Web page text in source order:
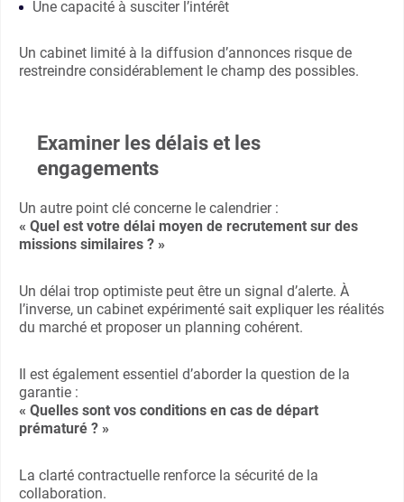
Une capacité à susciter l’intérêt
Un cabinet limité à la diffusion d’annonces risque de
restreindre considérablement le champ des possibles.
Examiner les délais et les
engagements
Un autre point clé concerne le calendrier :
« Quel est votre délai moyen de recrutement sur des
missions similaires ? »
Un délai trop optimiste peut être un signal d’alerte. À
l’inverse, un cabinet expérimenté sait expliquer les réalités
du marché et proposer un planning cohérent.
Il est également essentiel d’aborder la question de la
garantie :
« Quelles sont vos conditions en cas de départ
prématuré ? »
La clarté contractuelle renforce la sécurité de la
collaboration.